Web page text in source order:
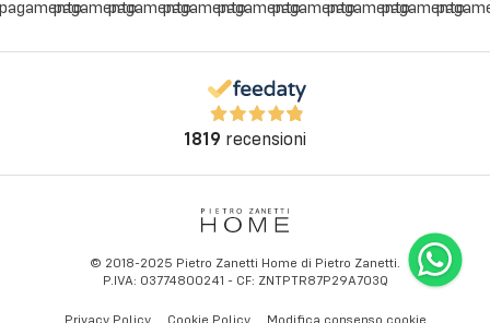
1819 recensioni
© 2018-2025 Pietro Zanetti Home di Pietro Zanetti.
P.IVA: 03774800241 - CF: ZNTPTR87P29A703Q
Privacy Policy Cookie Policy Modifica consenso cookie